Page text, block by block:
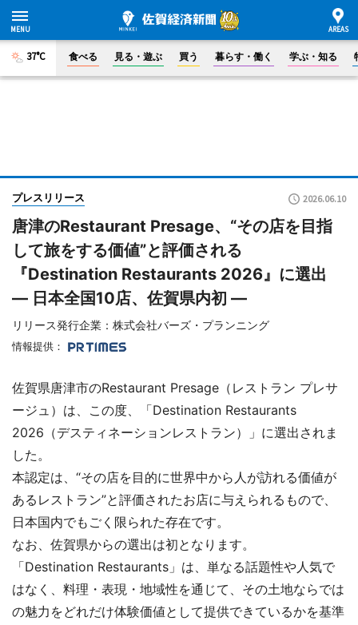
37°C 食べる 見る・遊ぶ 買う 暮らす・働く 学ぶ・知る
プレスリリース 2026.06.10
唐津のRestaurant Presage、“その店を目指
して旅をする価値”と評価される
『Destination Restaurants 2026』に選出
― 日本全国10店、佐賀県内初 ―
リリース発行企業：株式会社バーズ・プランニング
情報提供：
佐賀県唐津市のRestaurant Presage（レストラン プレサ
ージュ）は、この度、「Destination Restaurants
2026（デスティネーションレストラン）」に選出されま
した。
本認定は、“その店を目的に世界中から人が訪れる価値が
あるレストラン”と評価されたお店に与えられるもので、
日本国内でもごく限られた存在です。
なお、佐賀県からの選出は初となります。
「Destination Restaurants」は、単なる話題性や人気で
はなく、料理・表現・地域性を通じて、その土地ならでは
の魅力をどれだけ体験価値として提供できているかを基準